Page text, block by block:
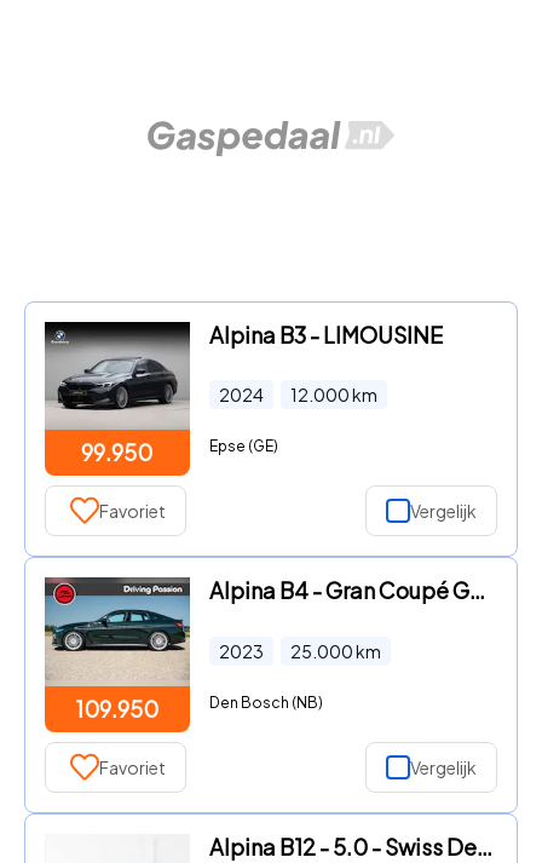
99.950
Alpina B3 - LIMOUSINE
2024 12.000km
Epse (GE)
Favoriet Vergelijk
109.950
Alpina B4 - Gran Coupé G26 | British Racing Green | Full option
2023 25.000km
Den Bosch (NB)
Favoriet Vergelijk
Alpina B12 - 5.0 - Swiss Delivered - 1 of 97